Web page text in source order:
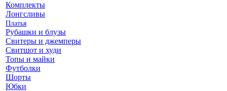
Комплекты
Лонгсливы
Платья
Рубашки и блузы
Свитеры и джемперы
Свитшот и худи
Топы и майки
Футболки
Шорты
Юбки